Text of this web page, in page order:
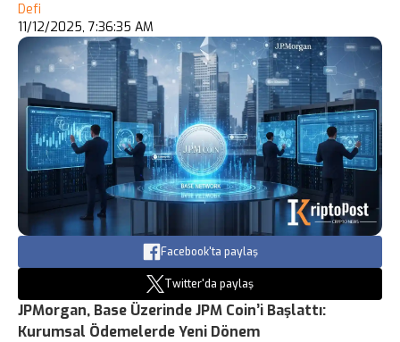
Defi
11/12/2025, 7:36:35 AM
Facebook'ta paylaş
Twitter'da paylaş
JPMorgan, Base Üzerinde JPM Coin’i Başlattı:
Kurumsal Ödemelerde Yeni Dönem